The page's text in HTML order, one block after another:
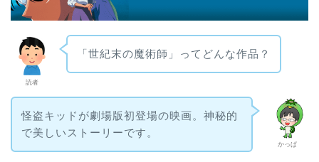
読者
「世紀末の魔術師」ってどんな作品？
かっぱ
怪盗キッドが劇場版初登場の映画。神秘的
で美しいストーリーです。